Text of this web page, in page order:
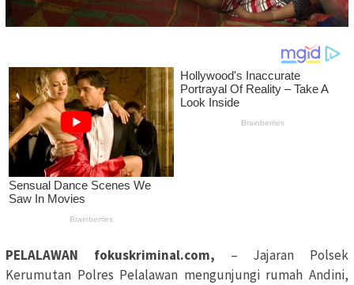
PELALAWAN fokuskriminal.com, – Jajaran Polsek
Kerumutan Polres Pelalawan mengunjungi rumah Andini,